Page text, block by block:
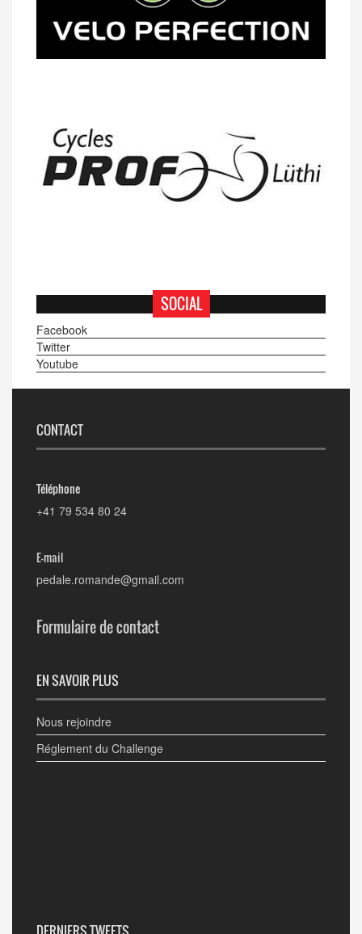
SOCIAL
Facebook
Twitter
Youtube
CONTACT
Téléphone
+41 79 534 80 24
E-mail
pedale.romande@gmail.com
Formulaire de contact
EN SAVOIR PLUS
Nous rejoindre
Réglement du Challenge